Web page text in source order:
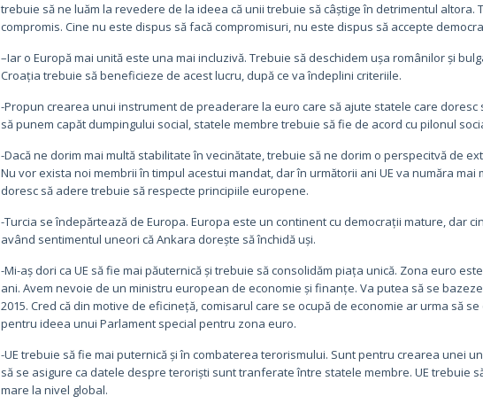
trebuie să ne luăm la revedere de la ideea că unii trebuie să câștige în detrimentul altora.
compromis. Cine nu este dispus să facă compromisuri, nu este dispus să accepte
–Iar o Europă mai unită este una mai incluzivă. Trebuie să deschidem ușa românilor și
Croația trebuie să beneficieze de acest lucru, după ce va îndeplini criteriile.
-Propun crearea unui instrument de preaderare la euro care să ajute statele care doresc
să punem capăt dumpingului social, statele membre trebuie să fie de acord cu pilonul
-Dacă ne dorim mai multă stabilitate în vecinătate, trebuie să ne dorim o perspecitvă de
Nu vor exista noi membrii în timpul acestui mandat, dar în următorii ani UE va număra mai
doresc să adere trebuie să respecte principiile europene.
-Turcia se îndepărtează de Europa. Europa este un continent cu democrații mature, dar
având sentimentul uneori că Ankara dorește să închidă uși.
-Mi-aș dori ca UE să fie mai păuternică și trebuie să consolidăm piața unică. Zona euro
ani. Avem nevoie de un ministru european de economie și finanțe. Va putea să se
2015. Cred că din motive de eficineță, comisarul care se ocupă de economie ar urma să
pentru ideea unui Parlament special pentru zona euro.
-UE trebuie să fie mai puternică și în combaterea terorismului. Sunt pentru crearea unei
să se asigure ca datele despre teroriști sunt tranferate între statele membre. UE trebuie
mare la nivel global.